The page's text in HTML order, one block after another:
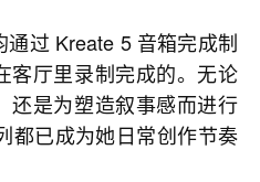
过 Kreate 5 音箱完成制
客厅里录制完成的。无论
还是为塑造叙事感而进行
都已成为她日常创作节奏